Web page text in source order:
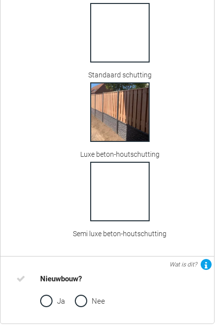
Standaard schutting
Luxe beton-houtschutting
Semi luxe beton-houtschutting
Wat is dit?
Nieuwbouw?
Ja Nee